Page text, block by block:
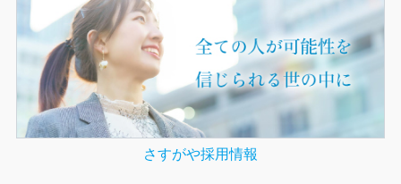
さすがや採用情報